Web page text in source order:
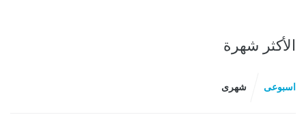
الأكثر شهرة
اسبوعى شهرى